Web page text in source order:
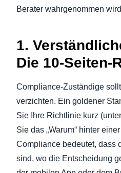
Berater wahrgenommen
1.
Die 10-Seiten-
Compliance-Zuständige
verzichten. Ein goldener
Sie Ihre Richtlinie kurz
Sie das „Warum“ hinter
Compliance bedeutet, dass
sind, wo die Entscheidung